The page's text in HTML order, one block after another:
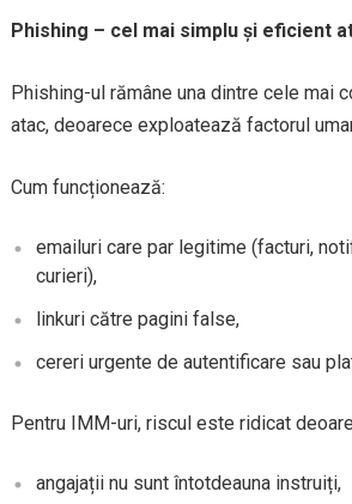
Phishing – cel mai simplu și eficient
Phishing-ul rămâne una dintre cele mai
atac, deoarece exploatează factorul
Cum funcționează:
emailuri care par legitime (facturi,
curieri),
linkuri către pagini false,
cereri urgente de autentificare sau
Pentru IMM-uri, riscul este ridicat
angajații nu sunt întotdeauna instruiți,